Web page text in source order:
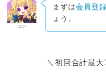
ユナ
まずは会員登録
ょう。
＼初回合計最